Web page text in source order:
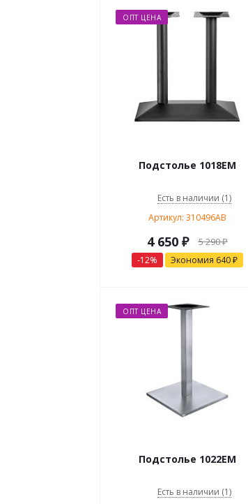
ОПТ ЦЕНА
Подстолье 1018EM
Есть в наличии (1)
Артикул: 310496AB
4 650₽ 5 290₽
-12% Экономия 640₽
ОПТ ЦЕНА
Подстолье 1022EM
Есть в наличии (1)